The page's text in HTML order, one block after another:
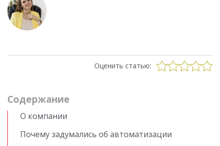
Оценить статью:
Cодержание
О компании
Почему задумались об автоматизации